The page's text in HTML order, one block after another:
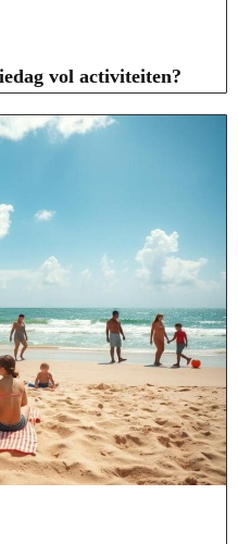
vol activiteiten?